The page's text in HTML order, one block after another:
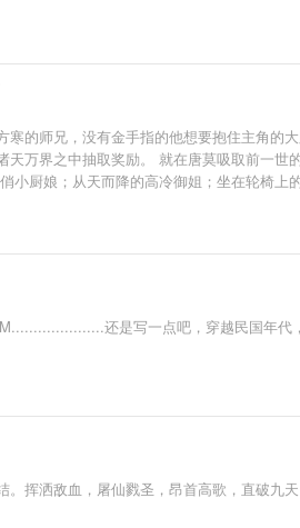
寒的师兄，没有金手指的他想要抱住主角
万界之中抽取奖励。 就在唐莫吸取前一
小厨娘；从天而降的高冷御姐；坐在轮椅
还是写一点吧，穿越民国年代
挥洒敌血，屠仙戮圣，昂首高歌，直破九天